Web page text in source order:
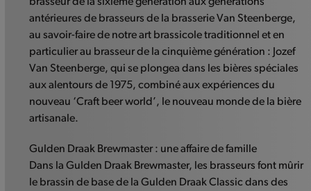
antérieures de brasseurs de la brasserie Van Steenberge,
au savoir-faire de notre art brassicole traditionnel et en
particulier au brasseur de la cinquième génération : Jozef
Van Steenberge, qui se plongea dans les bières spéciales
aux alentours de 1975, combiné aux expériences du
nouveau ‘Craft beer world’, le nouveau monde de la bière
artisanale.
Gulden Draak Brewmaster : une affaire de famille
Dans la Gulden Draak Brewmaster, les brasseurs font mûrir
le brassin de base de la Gulden Draak Classic dans des